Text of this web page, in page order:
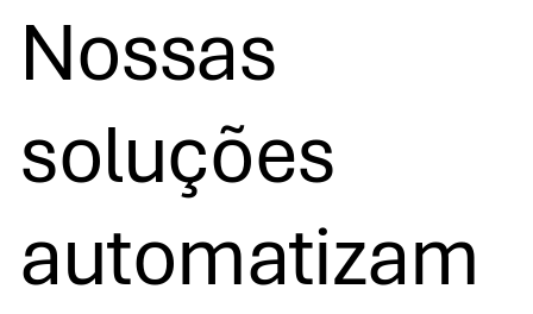
Nossas
soluções
automatizam